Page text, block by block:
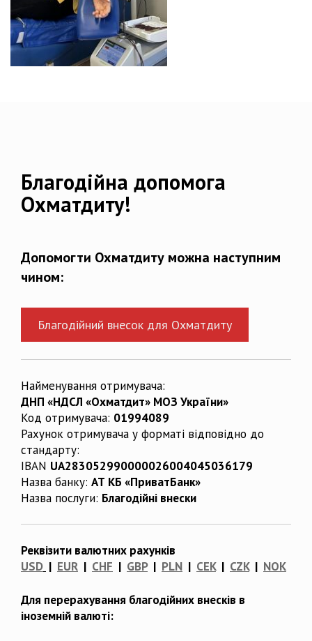
Благодійна допомога
Охматдиту!
Допомогти Охматдиту можна наступним
чином:
Благодійний внесок для Охматдиту
Найменування отримувача:
ДНП «НДСЛ «Охматдит» МОЗ України»
Код отримувача: 01994089
Рахунок отримувача у форматі відповідно до
стандарту:
IBAN UA283052990000026004045036179
Назва банку: АТ КБ «ПриватБанк»
Назва послуги: Благодійні внески
Реквізити валютних рахунків
USD | EUR | CHF | GBP| PLN | CEK| CZK| NOK
Для перерахування благодійних внесків в
іноземній валюті: